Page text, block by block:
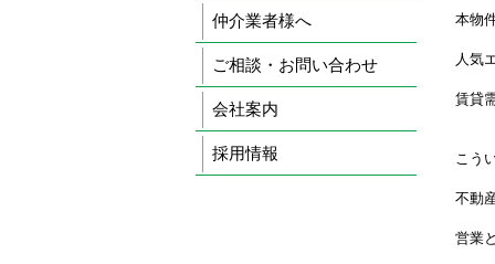
本物
人気
賃貸
こう
不動
営業
仲介業者様へ
ご相談・お問い合わせ
会社案内
採用情報